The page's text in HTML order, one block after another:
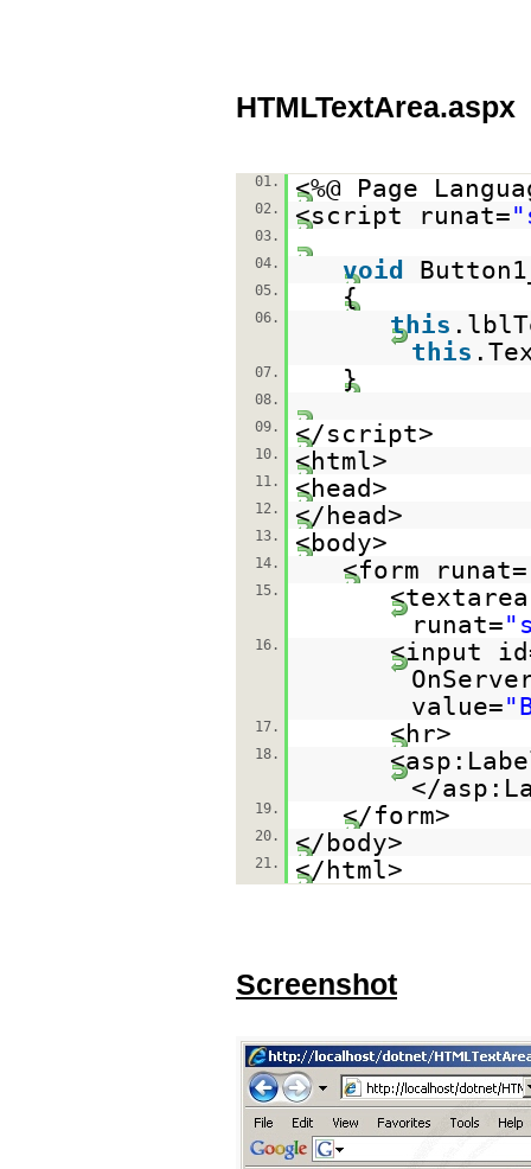
HTMLTextArea.aspx
01. <%@ Page
02. <script runat=
03.
04.
void
05. {
06. this
this
07. }
08.
09.
</script>
10. <html>
11. <head>
12. </head>
13. <body>
14. <form runat=
15.
runat=
16.
<input
value=
17. <hr>
18.
</
19. </form>
20. </body>
21. </html>
Screenshot